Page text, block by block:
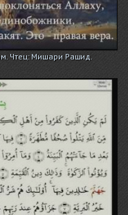
Чтец: Мишари Рашид.